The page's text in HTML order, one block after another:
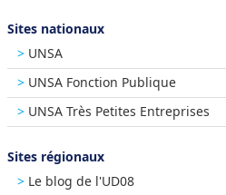
Sites nationaux
UNSA
UNSA Fonction Publique
UNSA Très Petites Entreprises
Sites régionaux
Le blog de l'UD08